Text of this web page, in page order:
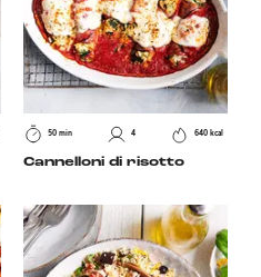
50 min 4 640 kcal
Cannelloni di risotto